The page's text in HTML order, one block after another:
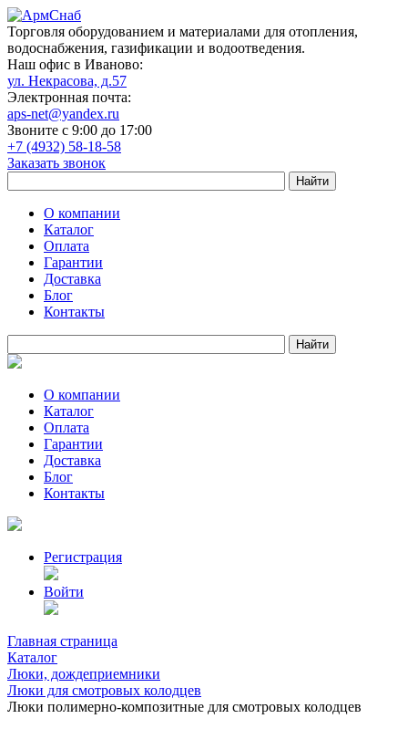
Торговля оборудованием и материалами для отопления,
водоснабжения, газификации и водоотведения.
Наш офис в Иваново:
ул. Некрасова, д.57
Электронная почта:
aps-net@yandex.ru
Звоните с 9:00 до 17:00
+7 (4932) 58-18-58
Заказать звонок
О компании
Каталог
Оплата
Гарантии
Доставка
Блог
Контакты
О компании
Каталог
Оплата
Гарантии
Доставка
Блог
Контакты
Регистрация
Войти
Главная страница
Каталог
Люки, дождеприемники
Люки для смотровых колодцев
Люки полимерно-композитные для смотровых колодцев